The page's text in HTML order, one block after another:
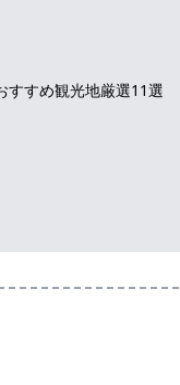
すすめ観光地厳選11選